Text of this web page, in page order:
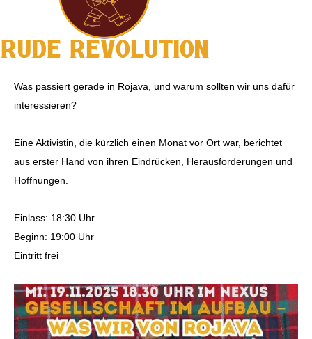
Was passiert gerade in Rojava, und warum sollten wir uns dafür
interessieren?
Eine Aktivistin, die kürzlich einen Monat vor Ort war, berichtet
aus erster Hand von ihren Eindrücken, Herausforderungen und
Hoffnungen.
Einlass: 18:30 Uhr
Beginn: 19:00 Uhr
Eintritt frei